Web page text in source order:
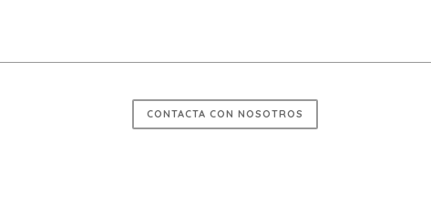
CONTACTA CON NOSOTROS